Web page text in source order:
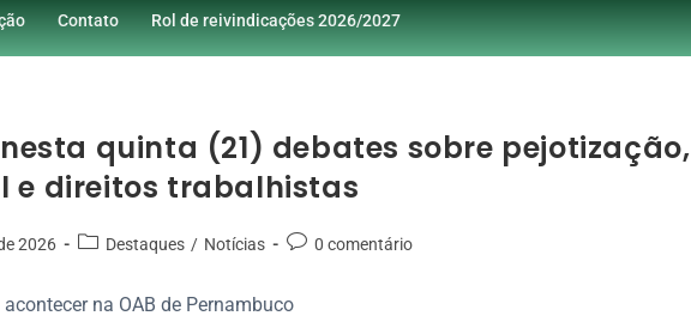
Contato Rol de reivindicações 2026/2027
nesta quinta (21) debates sobre pejotização,
e direitos trabalhistas
2026 Destaques / Notícias 0 comentário
na OAB de Pernambuco